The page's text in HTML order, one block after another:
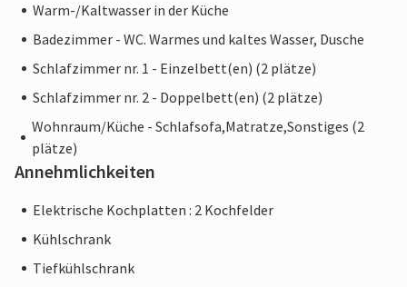
Warm-/Kaltwasser in der Küche
Badezimmer - WC. Warmes und kaltes Wasser, Dusche
Schlafzimmer nr. 1 - Einzelbett(en) (2 plätze)
Schlafzimmer nr. 2 - Doppelbett(en) (2 plätze)
Wohnraum/Küche - Schlafsofa,Matratze,Sonstiges (2
plätze)
Annehmlichkeiten
Elektrische Kochplatten : 2 Kochfelder
Kühlschrank
Tiefkühlschrank